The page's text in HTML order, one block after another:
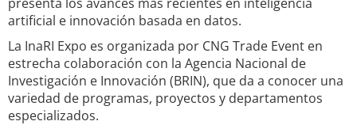
artificial e innovación basada en datos.
La InaRI Expo es organizada por CNG Trade Event en
estrecha colaboración con la Agencia Nacional de
Investigación e Innovación (BRIN), que da a conocer una
variedad de programas, proyectos y departamentos
especializados.